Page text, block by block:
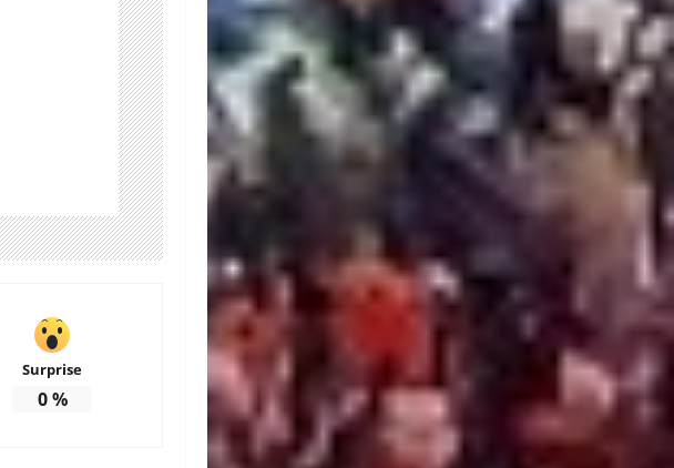
Surprise
0%